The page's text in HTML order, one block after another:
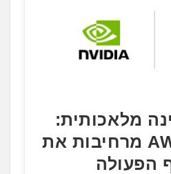
מלאכותית:
NVIDIA ו-AWS מרחיבות את
הפעולה